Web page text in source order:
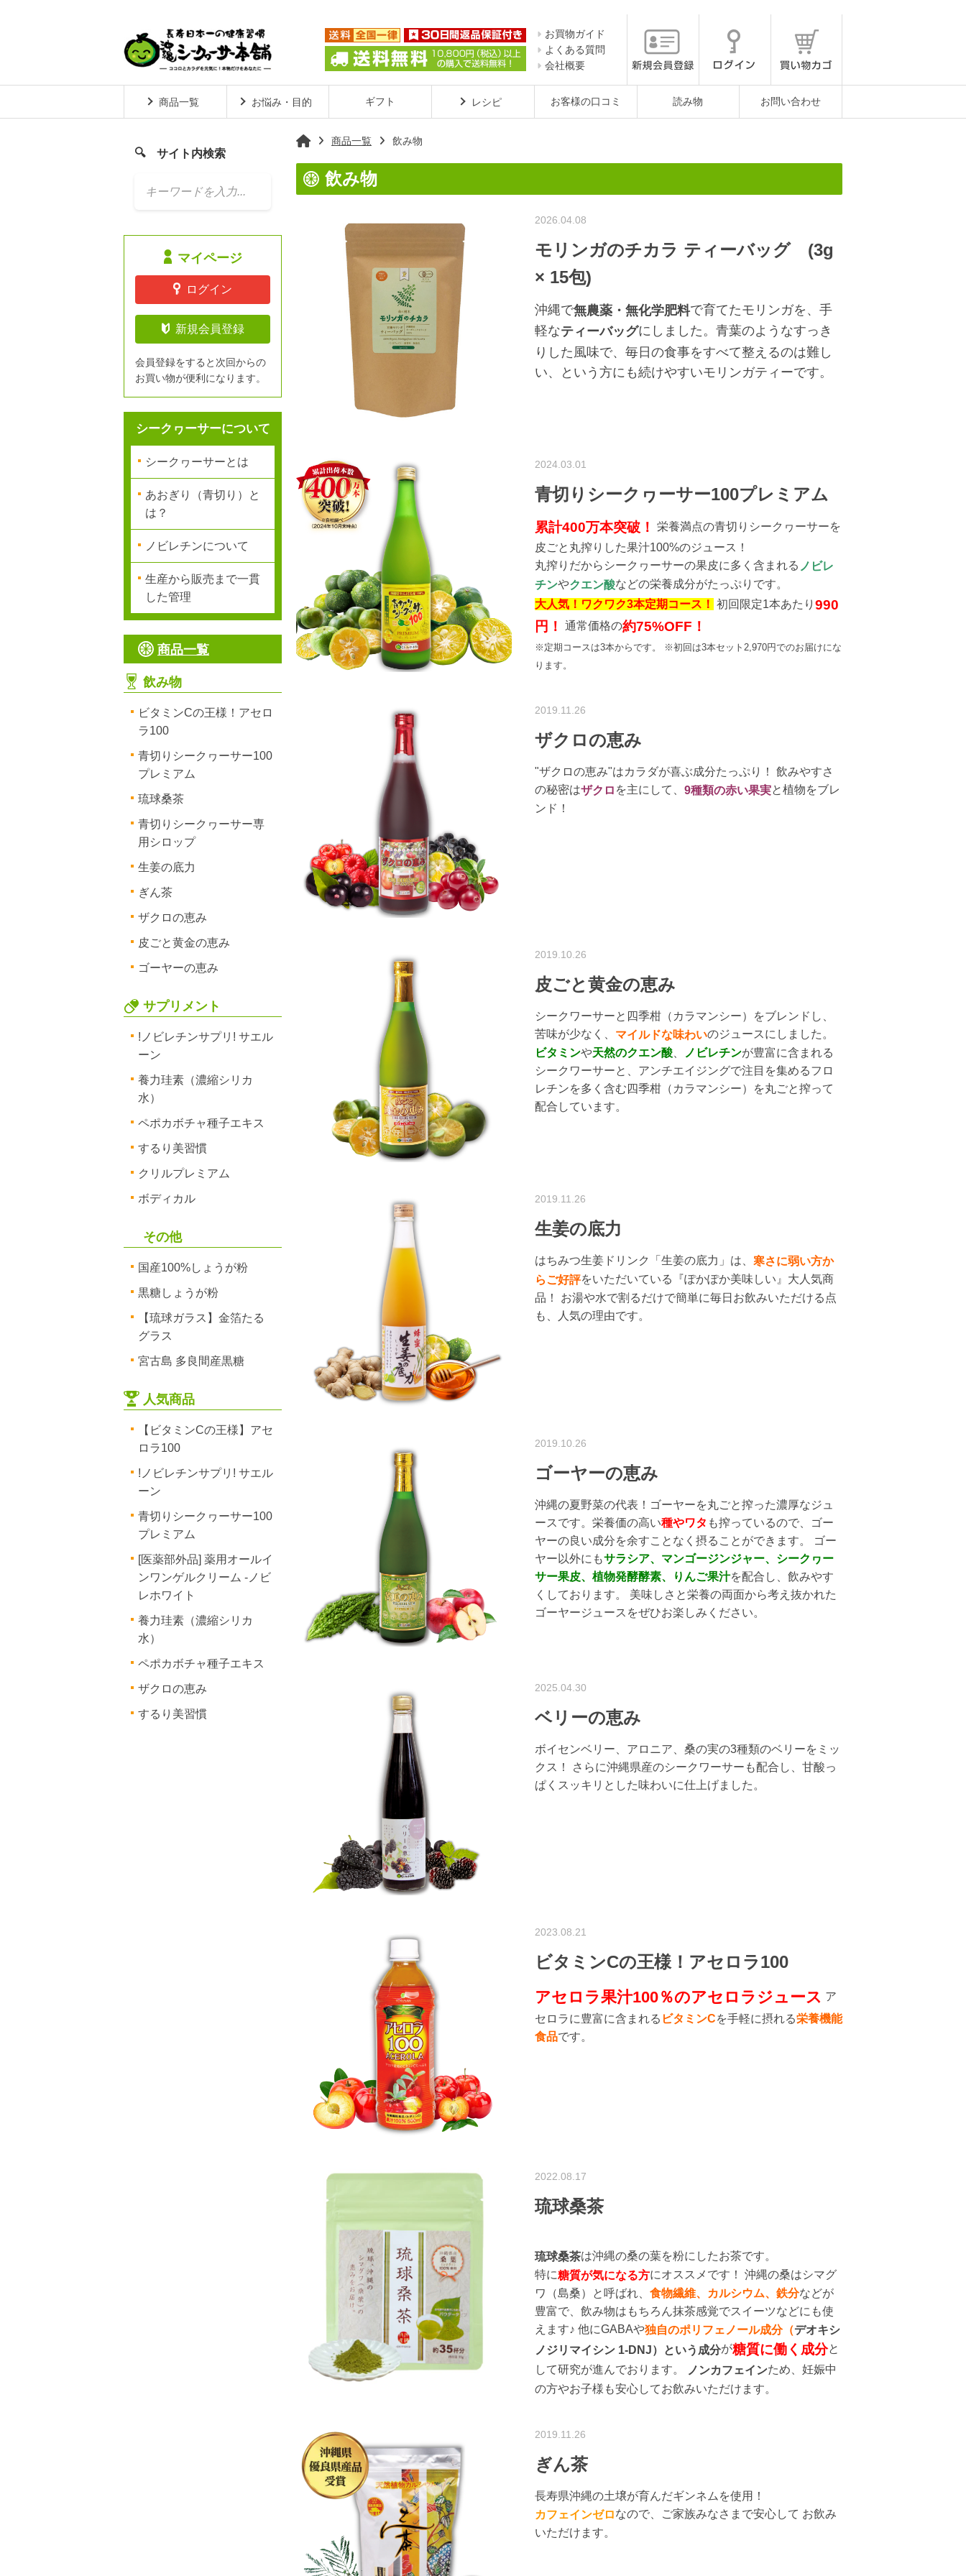
お買物ガイド
よくある質問
会社概要
商品一覧 お悩み・目的 ギフト レシピ お客様の口コミ 読み物 お問い合わせ
商品一覧 飲み物
飲み物
2026.04.08
モリンガのチカラ ティーバッグ (3g
× 15包)
沖縄で無農薬・無化学肥料で育てたモリンガを、手
軽なティーバッグにしました。青葉のようなすっき
りした風味で、毎日の食事をすべて整えるのは難し
い、という方にも続けやすいモリンガティーです。
2024.03.01
青切りシークヮーサー100プレミアム
累計400万本突破！
栄養満点の青切りシークヮーサーを
皮ごと丸搾りした果汁100%のジュース！
丸搾りだからシークヮーサーの果皮に多く含まれる ノビレ
チンやクエン酸などの栄養成分がたっぷりです。
大人気！ワクワク3本定期コース！ 初回限定1本あたり 990
円！
通常価格の約75%OFF！
※定期コースは3本からです。
※初回は3本セット2,970円でのお届けにな
ります。
2019.11.26
ザクロの恵み
"ザクロの恵み"はカラダが喜ぶ成分たっぷり！ 飲みやすさ
の秘密はザクロ を主にして、 9種類の赤い果実と植物をブレ
ンド！
2019.10.26
皮ごと黄金の恵み
シークワーサーと四季柑（カラマンシー）をブレンドし、
苦味が少なく、 マイルドな味わいのジュースにしました。
ビタミンや天然のクエン酸 ノビレチンが豊富に含まれる
シークワーサーと、アンチエイジングで注目を集めるフロ
レチンを多く含む四季柑（カラマンシー）を丸ごと搾って
配合しています。
2019.11.26
生姜の底力
はちみつ生姜ドリンク「生姜の底力」は、 寒さに弱い方か
らご好評をいただいている『ぽかぽか美味しい』大人気商
品！ お湯や水で割るだけで簡単に毎日お飲みいただける点
も、人気の理由です。
2019.10.26
ゴーヤーの恵み
沖縄の夏野菜の代表！ゴーヤーを丸ごと搾った濃厚なジュ
ースです。栄養価の高い種やワタ も搾っているので、ゴー
ヤーの良い成分を余すことなく摂ることができます。 ゴー
ヤー以外にもサラシア、マンゴージンジャー、シークヮー
サー果皮、植物発酵酵素、りんご果汁を配合し、飲みやす
くしております。 美味しさと栄養の両面から考え抜かれた
ゴーヤージュースをぜひお楽しみください。
2025.04.30
ベリーの恵み
ボイセンベリー、アロニア、桑の実の3種類のベリーをミッ
クス！ さらに沖縄県産のシークワーサーも配合し、甘酸っ
ぱくスッキリとした味わいに仕上げました。
2023.08.21
ビタミンCの王様！アセロラ100
アセロラ果汁100％のアセロラジュース ア
セロラに豊富に含まれる ビタミンCを手軽に摂れる栄養機能
食品です。
2022.08.17
琉球桑茶
琉球桑茶は沖縄の桑の葉を粉にしたお茶です。
特に糖質が気になる方にオススメです！ 沖縄の桑はシマグ
ワ（島桑）と呼ばれ、 食物繊維、カルシウム、鉄分などが
豊富で、飲み物はもちろん抹茶感覚でスイーツなどにも使
えます♪ 他にGABAや独自のポリフェノール成分（デオキシ
ノジリマイシン 1-DNJ）という成分が糖質に働く成分と
して研究が進んでおります。
ノンカフェインため、妊娠中
の方やお子様も安心してお飲みいただけます。
2019.11.26
ぎん茶
長寿県沖縄の土壌が育んだギンネムを使用！
カフェインゼロなので、ご家族みなさまで安心して お飲み
いただけます。
サイト内検索
🔍
マイページ
ログイン
新規会員登録
会員登録をすると次回からの
お買い物が便利になります。
シークヮーサーについて
シークヮーサーとは
あおぎり（青切り）と
は？
ノビレチンについて
生産から販売まで一貫
した管理
商品一覧
飲み物
ビタミンCの王様！アセロ
ラ100
青切りシークヮーサー100
プレミアム
琉球桑茶
青切りシークヮーサー専
用シロップ
生姜の底力
ぎん茶
ザクロの恵み
皮ごと黄金の恵み
ゴーヤーの恵み
サプリメント
!ノビレチンサプリ! サエル
ーン
養力珪素（濃縮シリカ
水）
ペポカボチャ種子エキス
するり美習慣
クリルプレミアム
ボディカル
その他
国産100%しょうが粉
黒糖しょうが粉
【琉球ガラス】金箔たる
グラス
宮古島 多良間産黒糖
人気商品
【ビタミンCの王様】アセ
ロラ100
!ノビレチンサプリ! サエル
ーン
青切りシークヮーサー100
プレミアム
[医薬部外品] 薬用オールイ
ンワンゲルクリーム -ノビ
レホワイト
養力珪素（濃縮シリカ
水）
ペポカボチャ種子エキス
ザクロの恵み
するり美習慣